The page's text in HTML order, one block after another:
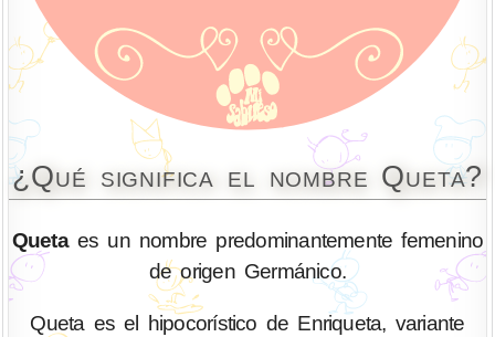
¿Qué significa el nombre Queta?
Quetaes un nombre predominantemente femenino
de origen Germánico.
Queta es el hipocorístico de Enriqueta, variante